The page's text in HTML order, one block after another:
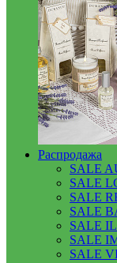
Распродажа
SALE
SALE
SALE
SALE
SALE
SALE
SALE